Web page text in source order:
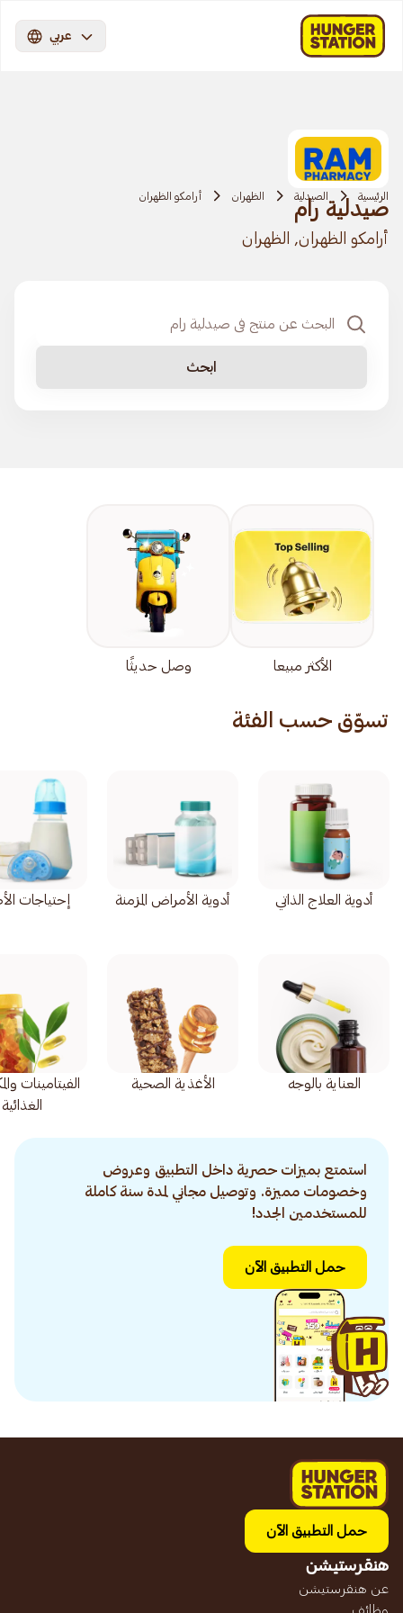
عربي
الرئيسية الصيدلية الظهران أرامكو الظهران
صيدلية رام
أرامكو الظهران, الظهران
ابحث
الأكثر مبيعا وصل حديثًا
تسوّق حسب الفئة
أدوية العلاج الذاتي أدوية الأمراض المزمنة إحتياجات
العناية بالوجه الأغذية الصحية
الفيتامينات
الغذائية
استمتع بميزات حصرية داخل التطبيق وعروض
وخصومات مميزة. وتوصيل مجاني لمدة سنة كاملة
للمستخدمين الجدد!
حمل التطبيق الآن
حمل التطبيق الآن
هنقرستيشن
عن هنقرستيشن